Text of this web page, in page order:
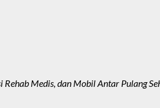
Medis, dan Mobil Antar Pulang